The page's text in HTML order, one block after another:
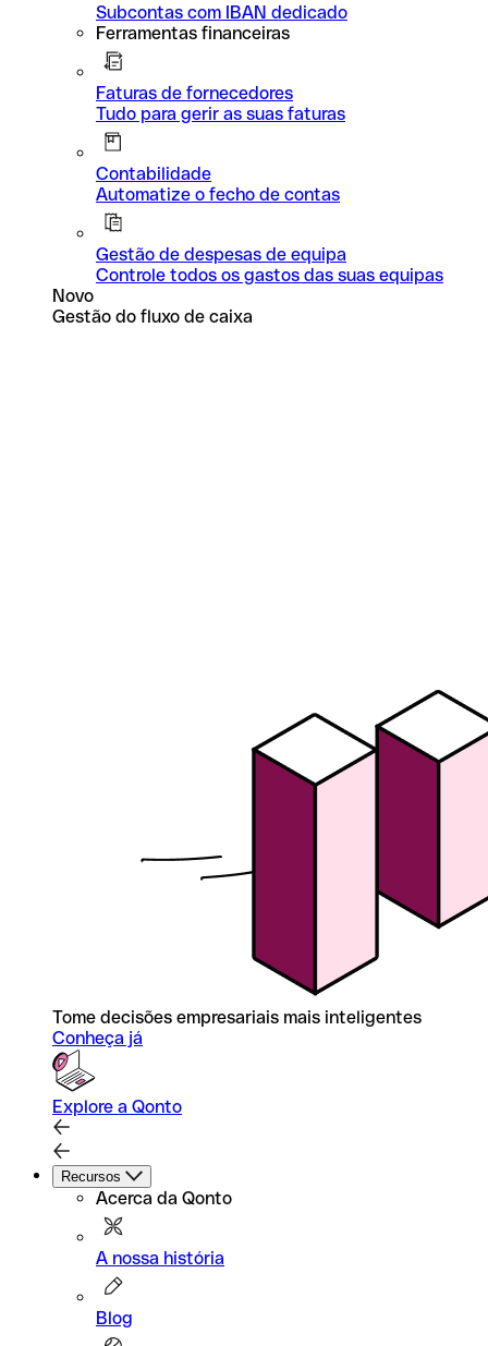
Subcontas com IBAN dedicado
Ferramentas financeiras
Faturas de fornecedores
Tudo para gerir as suas faturas
Contabilidade
Automatize o fecho de contas
Gestão de despesas de equipa
Controle todos os gastos das suas equipas
Novo
Gestão do fluxo de caixa
Tome decisões empresariais mais inteligentes
Conheça já
Explore a Qonto
Recursos
Acerca da Qonto
A nossa história
Blog